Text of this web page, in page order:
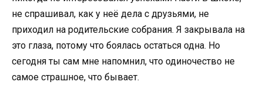
не спрашивал, как у неё дела с друзьями, не
приходил на родительские собрания. Я закрывала на
это глаза, потому что боялась остаться одна. Но
сегодня ты сам мне напомнил, что одиночество не
самое страшное, что бывает.